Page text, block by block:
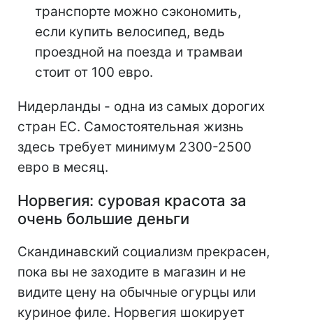
транспорте можно сэкономить,
если купить велосипед, ведь
проездной на поезда и трамваи
стоит от 100 евро.
Нидерланды - одна из самых дорогих
стран ЕС. Самостоятельная жизнь
здесь требует минимум 2300-2500
евро в месяц.
Норвегия: суровая красота за
очень большие деньги
Скандинавский социализм прекрасен,
пока вы не заходите в магазин и не
видите цену на обычные огурцы или
куриное филе. Норвегия шокирует